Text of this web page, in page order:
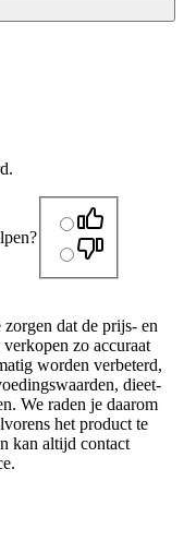
dat de prijs- en
zo accuraat
worden verbeterd,
dieet-
We raden je daarom
het product te
kan altijd contact